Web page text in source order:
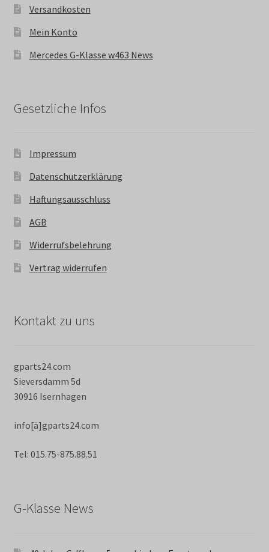
Versandkosten
Mein Konto
Mercedes G-Klasse w463 News
Gesetzliche Infos
Impressum
Datenschutzerklärung
Haftungsausschluss
AGB
Widerrufsbelehrung
Vertrag widerrufen
Kontakt zu uns
gparts24.com
Sieversdamm 5d
30916 Isernhagen
info[ä]gparts24.com
Tel: 015.75-875.88.51
G-Klasse News